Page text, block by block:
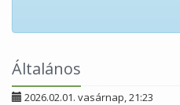
Általános
2026.02.01. vasárnap, 21:23